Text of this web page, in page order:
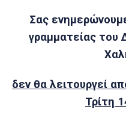
Σας
γραμματείας του
δεν θα λειτουργεί
Τρίτη